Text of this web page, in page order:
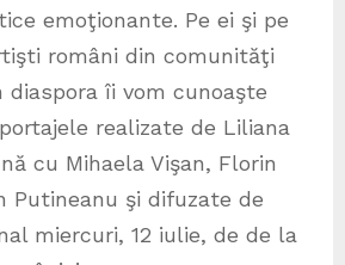
emoţionante. Pe ei şi pe
români din comunităţi
diaspora îi vom cunoaşte
realizate de Liliana
cu Mihaela Vişan, Florin
Putineanu şi difuzate de
miercuri, 12 iulie, de de la